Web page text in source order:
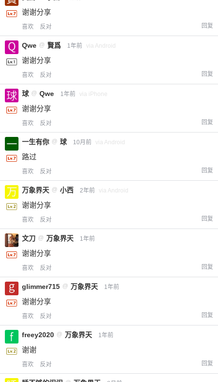
谢谢分享
喜欢 反对 回复
Qwe @ 賢爲 1年前 via Android
谢谢分享
喜欢 反对 回复
球 @ Qwe 1年前 via iPhone
谢谢分享
喜欢 反对 回复
一生有你 @ 球 10月前 via Android
路过
喜欢 反对 回复
万象界天 @ 小西 2年前 via Android
谢谢分享
喜欢 反对 回复
文刀 @ 万象界天 1年前
谢谢分享
喜欢 反对 回复
glimmer715 @ 万象界天 1年前
谢谢分享
喜欢 反对 回复
freey2020 @ 万象界天 1年前
谢谢
喜欢 反对 回复